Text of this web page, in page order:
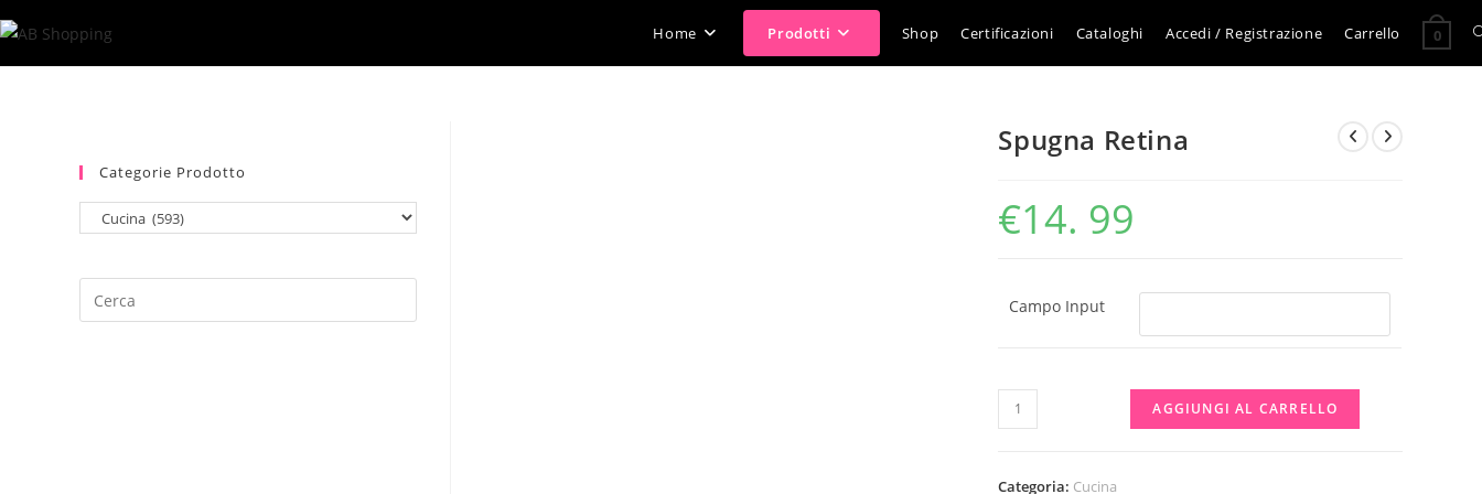
al
contenuto
Home Prodotti Shop Certificazioni Cataloghi Accedi / Registrazione Carrello 0
Spugna Retina
€14. 99
Campo Input
Spugna
Retina
AGGIUNGI AL CARRELLO
Categoria: Cucina
Categorie Prodotto